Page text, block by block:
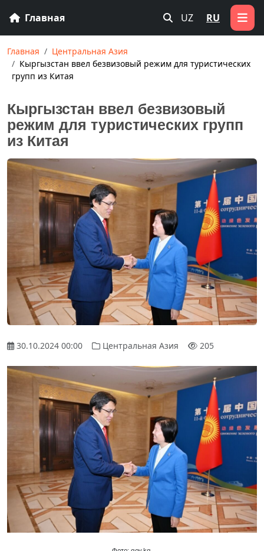
Главная UZ RU
Главная
Центральная Азия
Кыргызстан ввел безвизовый режим для туристических
групп из Китая
Кыргызстан ввел безвизовый
режим для туристических групп
из Китая
30.10.2024 00:00 Центральная Азия 205